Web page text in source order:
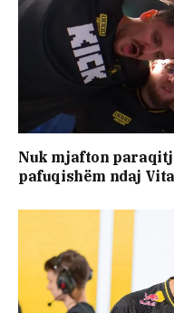
Nuk mjafton
pafuqishëm ndaj